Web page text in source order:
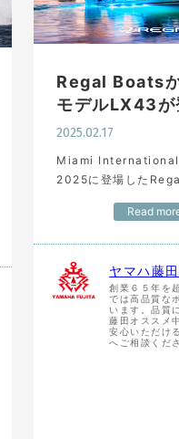
Regal Boats
モデルLX43が
2025.02.17
Miami
2025に登場した
豪華で洗練されたデ
Read
ヤマハ藤田
創業６５年を
では高品質な
います。品質
藤田オススメ
安心いただけ
へご相談くだ